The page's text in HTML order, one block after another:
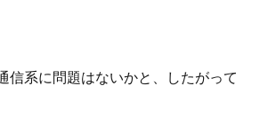
系に問題はないかと、したがって